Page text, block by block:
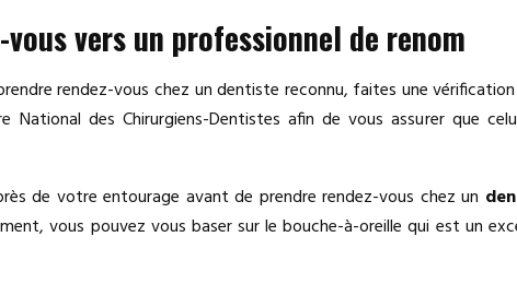
vous vers un professionnel de renom
rendez-vous chez un dentiste reconnu, faites une
National des Chirurgiens-Dentistes afin de vous assurer que
de votre entourage avant de prendre rendez-vous chez un
vous pouvez vous baser sur le bouche-à-oreille qui est un